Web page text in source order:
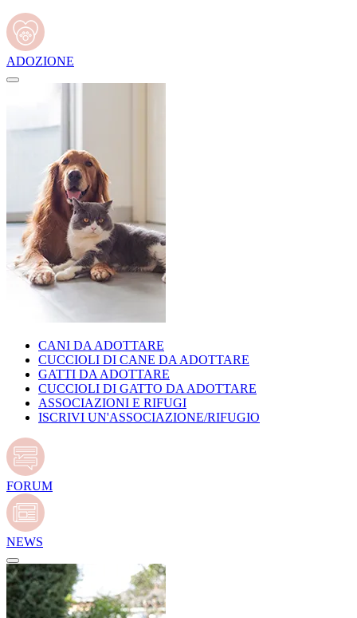
ADOZIONE
CANI DA ADOTTARE
CUCCIOLI DI CANE DA ADOTTARE
GATTI DA ADOTTARE
CUCCIOLI DI GATTO DA ADOTTARE
ASSOCIAZIONI E RIFUGI
ISCRIVI UN'ASSOCIAZIONE/RIFUGIO
FORUM
NEWS